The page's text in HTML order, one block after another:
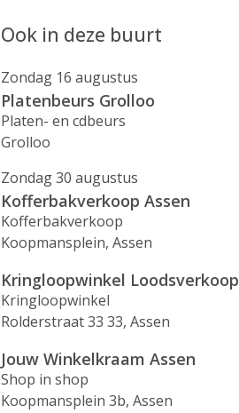
Ook in deze buurt
Zondag 16 augustus
Platenbeurs Grolloo
Platen- en cdbeurs
Grolloo
Zondag 30 augustus
Kofferbakverkoop Assen
Kofferbakverkoop
Koopmansplein, Assen
Kringloopwinkel Loodsverkoop
Kringloopwinkel
Rolderstraat 33 33, Assen
Jouw Winkelkraam Assen
Shop in shop
Koopmansplein 3b, Assen